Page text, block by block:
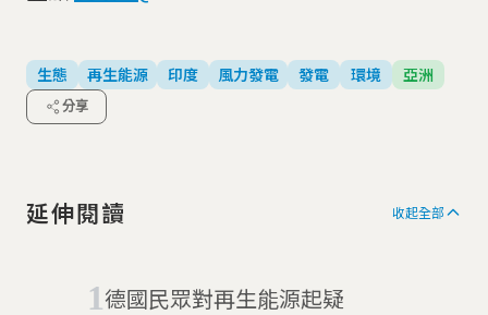
生態 再生能源 印度 風力發電 發電 環境 亞洲
分享
延伸閱讀 收起全部
德國民眾對再生能源起疑